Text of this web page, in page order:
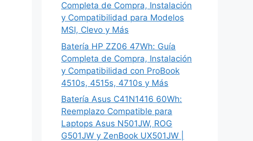
Completa de Compra, Instalación
y Compatibilidad para Modelos
MSI, Clevo y Más
Batería HP ZZ06 47Wh: Guía
Completa de Compra, Instalación
y Compatibilidad con ProBook
4510s, 4515s, 4710s y Más
Batería Asus C41N1416 60Wh:
Reemplazo Compatible para
Laptops Asus N501JW, ROG
G501JW y ZenBook UX501JW |